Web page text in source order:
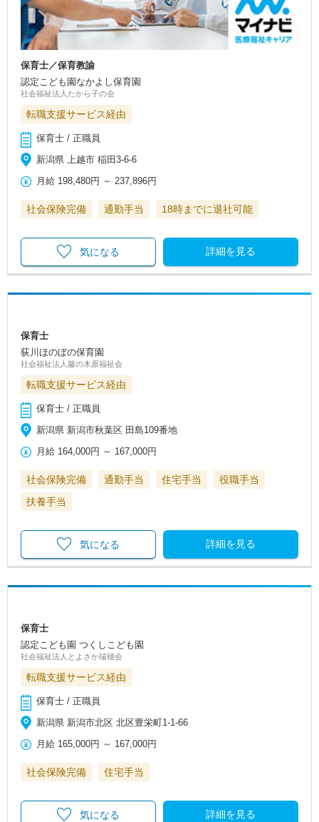
保育士／保育教諭
認定こども園なかよし保育園
社会福祉法人たから子の会
転職支援サービス経由
保育士 / 正職員
新潟県 上越市 稲田3‐6-6
月給 198,480円 ～237,896円
社会保険完備 通勤手当 18時までに退社可能
詳細を見る
気になる
保育士
荻川ほのぼの保育園
社会福祉法人藤の木原福祉会
転職支援サービス経由
保育士 / 正職員
新潟県 新潟市秋葉区 田島109番地
月給 164,000円 ～ 167,000円
社会保険完備 通勤手当 住宅手当
役職手当
扶養手当
詳細を見る
気になる
保育士
認定こども園 つくしこども園
社会福祉法人とよさか瑞穂会
転職支援サービス経由
保育士 / 正職員
新潟県 新潟市北区 北区豊栄町1-1-66
月給 165,000円 ～ 167,000円
社会保険完備 住宅手当
詳細を見る
気になる